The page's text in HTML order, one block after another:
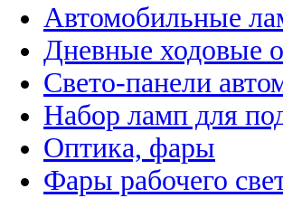
Автомобильные
Дневные ходовые
Свето-панели
Набор ламп для
Оптика, фары
Фары рабочего